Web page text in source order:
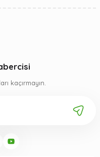
kaçırmayın.